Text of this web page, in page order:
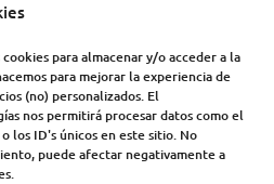
para almacenar y/o acceder a la
para mejorar la experiencia de
(no) personalizados. El
nos permitirá procesar datos como el
los ID's únicos en este sitio. No
puede afectar negativamente a
en: